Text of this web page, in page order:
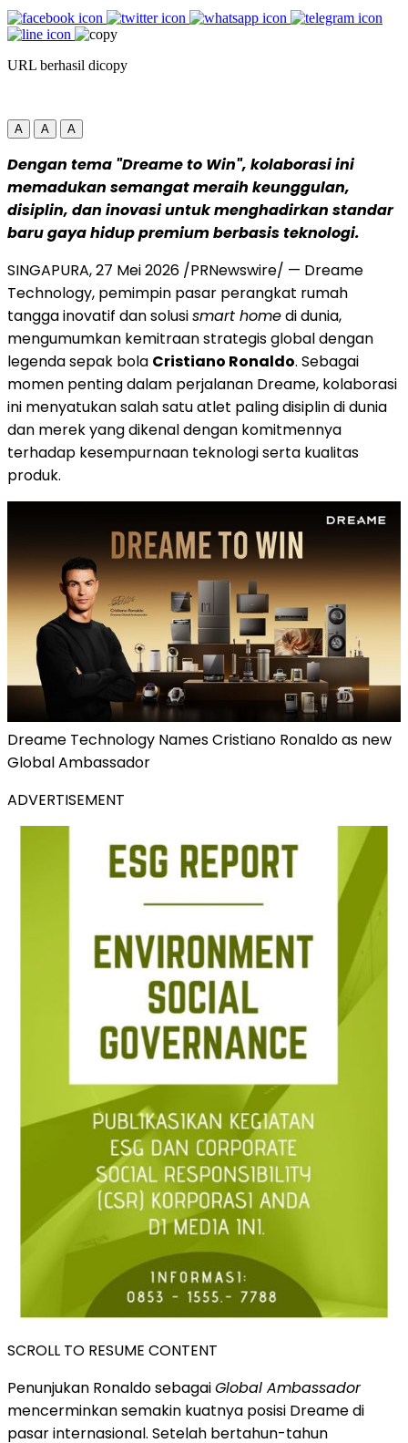
URL berhasil dicopy
A A A
Dengan tema "Dreame to Win", kolaborasi ini
memadukan semangat meraih keunggulan,
disiplin, dan inovasi untuk menghadirkan standar
baru gaya hidup premium berbasis teknologi.
SINGAPURA, 27 Mei 2026 /PRNewswire/ — Dreame
Technology, pemimpin pasar perangkat rumah
tangga inovatif dan solusismart homedi dunia,
mengumumkan kemitraan strategis global dengan
legenda sepak bola Cristiano Ronaldo. Sebagai
momen penting dalam perjalanan Dreame, kolaborasi
ini menyatukan salah satu atlet paling disiplin di dunia
dan merek yang dikenal dengan komitmennya
terhadap kesempurnaan teknologi serta kualitas
produk.
Dreame Technology Names Cristiano Ronaldo as new
Global Ambassador
ADVERTISEMENT
SCROLL TO RESUME CONTENT
Penunjukan Ronaldo sebagaiGlobal Ambassador
mencerminkan semakin kuatnya posisi Dreame di
pasar internasional. Setelah bertahun-tahun